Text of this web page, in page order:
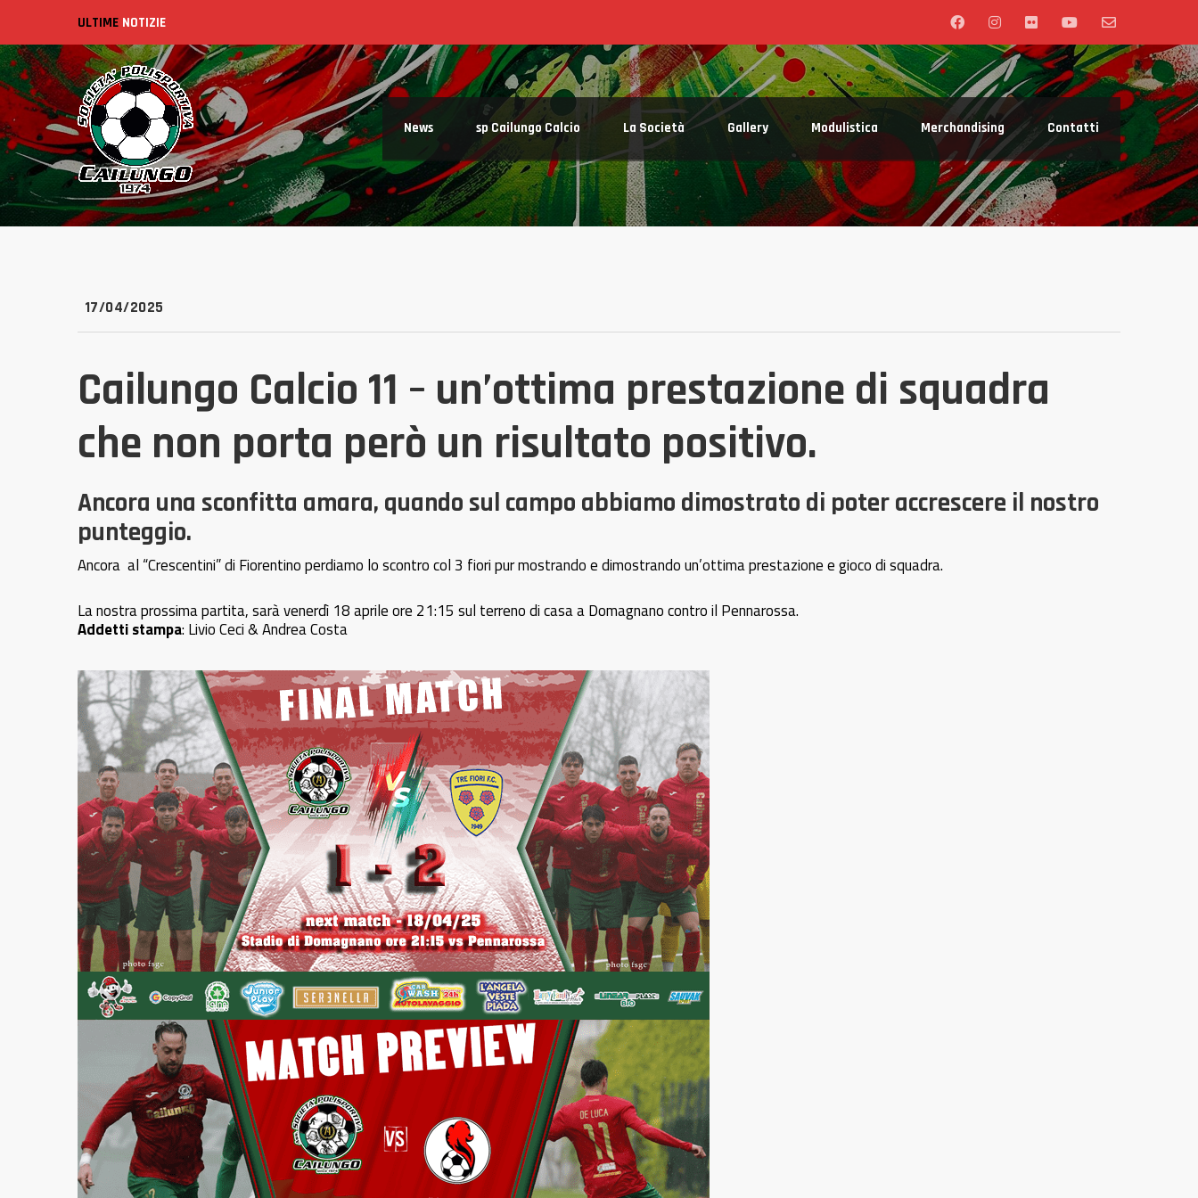
ULTIME NOTIZIE
News sp Cailungo Calcio La Società Gallery Modulistica Merchandising Contatti
17/04/2025
Cailungo Calcio 11 – un’ottima prestazione di squadra
che non porta però un risultato positivo.
Ancora una sconfitta amara, quando sul campo abbiamo dimostrato di poter accrescere il nostro
punteggio.
Ancora al “Crescentini” di Fiorentino perdiamo lo scontro col 3 fiori pur mostrando e dimostrando un’ottima prestazione e gioco di squadra.
La nostra prossima partita, sarà venerdì 18 aprile ore 21:15 sul terreno di casa a Domagnano contro il Pennarossa.
Addetti stampa: Livio Ceci & Andrea Costa